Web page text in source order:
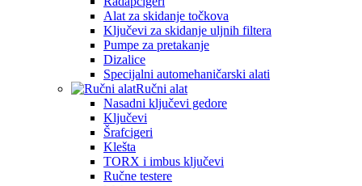
Alat za skidanje točkova
Ključevi za skidanje uljnih filtera
Pumpe za pretakanje
Dizalice
Specijalni automehaničarski alati
Ručni alat
Nasadni ključevi gedore
Ključevi
Šrafcigeri
Klešta
TORX i imbus ključevi
Ručne testere